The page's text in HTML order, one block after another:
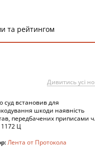
та рейтингом
Дивитись усі
суд встановив для
шкоди наявність
передбачених приписами ч.
1172 Ц
Лента от Протокола